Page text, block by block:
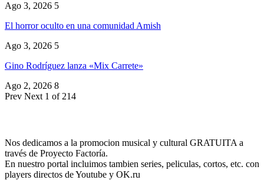
Ago 3, 2026 5
El horror oculto en una comunidad Amish
Ago 3, 2026 5
Gino Rodríguez lanza «Mix Carrete»
Ago 2, 2026 8
Prev Next 1 of 214
Nos dedicamos a la promocion musical y cultural GRATUITA a
través de Proyecto Factoría.
En nuestro portal incluimos tambien series, peliculas, cortos, etc. con
players directos de Youtube y OK.ru